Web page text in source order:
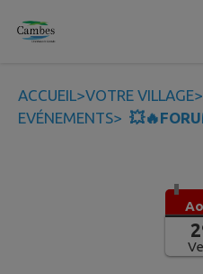
Contenu
ACCUEIL>VOTRE VILLAGE>
EVÉNEMENTS>